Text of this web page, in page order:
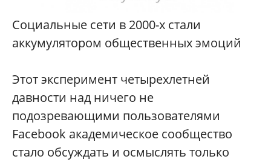
Социальные сети в 2000-х стали
аккумулятором общественных эмоций
Этот эксперимент четырехлетней
давности над ничего не
подозревающими пользователями
Facebook академическое сообщество
стало обсуждать и осмыслять только